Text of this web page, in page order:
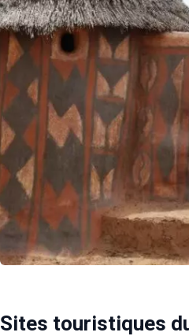
Sites touristiques